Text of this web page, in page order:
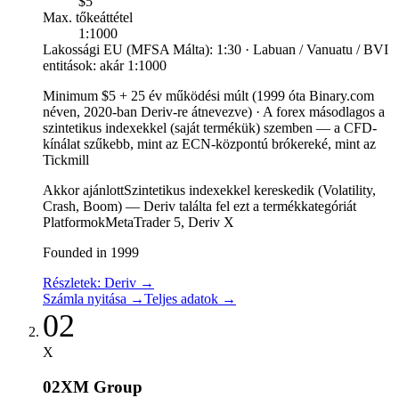
Max. tőkeáttétel
1:1000
Lakossági EU (MFSA Málta): 1:30 · Labuan / Vanuatu / BVI
entitások: akár 1:1000
Minimum $5 + 25 év működési múlt (1999 óta Binary.com
néven, 2020-ban Deriv-re átnevezve) · A forex másodlagos a
szintetikus indexekkel (saját termékük) szemben — a CFD-
kínálat szűkebb, mint az ECN-központú brókereké, mint az
Tickmill
Akkor ajánlottSzintetikus indexekkel kereskedik (Volatility,
Crash, Boom) — Deriv találta fel ezt a termékkategóriát
PlatformokMetaTrader 5, Deriv X
Founded in 1999
Részletek: Deriv →
Számla nyitása →Teljes adatok →
02
X
02XM Group